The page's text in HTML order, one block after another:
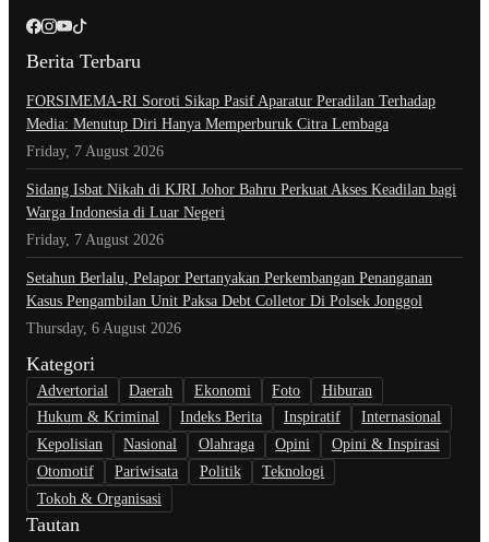
Berita Terbaru
​FORSIMEMA-RI Soroti Sikap Pasif Aparatur Peradilan Terhadap
Media: Menutup Diri Hanya Memperburuk Citra Lembaga
Friday, 7 August 2026
Sidang Isbat Nikah di KJRI Johor Bahru Perkuat Akses Keadilan bagi
Warga Indonesia di Luar Negeri
Friday, 7 August 2026
Setahun Berlalu, Pelapor Pertanyakan Perkembangan Penanganan
Kasus Pengambilan Unit Paksa Debt Colletor Di Polsek Jonggol
Thursday, 6 August 2026
Kategori
Advertorial Daerah Ekonomi Foto
Hiburan
Hukum & Kriminal
Indeks Berita Inspiratif
Internasional
Kepolisian
Nasional Olahraga Opini
Opini & Inspirasi
Otomotif
Pariwisata Politik
Teknologi
Tokoh & Organisasi
Tautan